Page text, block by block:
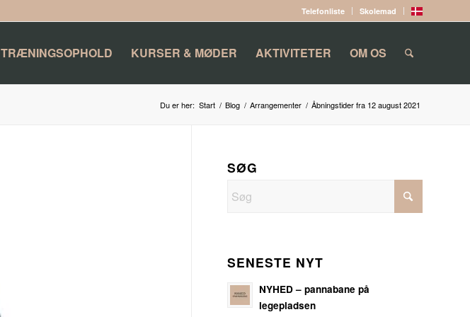
Telefonliste Skolemad
TRÆNINGSOPHOLD KURSER & MØDER AKTIVITETER OM OS
Du er her: Start / Blog / Arrangementer / Åbningstider fra 12 august 2021
SØG
SENESTE NYT
NYHED – pannabane på
legepladsen